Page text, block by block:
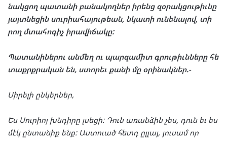
նակցող պատանի բանակողներ իրենց զօրակցութիւնը
յայտնեցին սուրիահայութեան, նկատի ունենալով, տի
րող մտահոգիչ իրավիճակը:
Պատանիներու անմեղ ու պարզամիտ գրութիւնները հե
տաքրքրական են, ստորեւ քանի մը օրինակներ.-
Սիրելի ընկերներ,
Ես Սուրիոյ խնդիրը լսեցի: Դուն առանձին չես, դուն եւ ես
մէկ ընտանիք ենք: Աստուած հետդ ըլլայ, յուսամ որ